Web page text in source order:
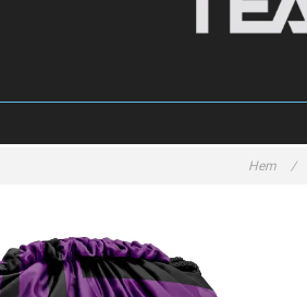
Hem /